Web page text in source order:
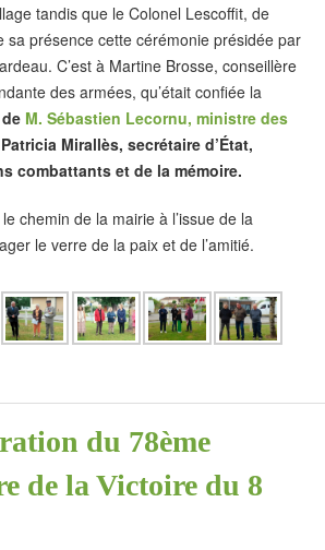
tandis que le Colonel Lescoffit, de
sa présence cette cérémonie présidée par
C’est à Martine Brosse, conseillère
des armées, qu’était confiée la
M. Sébastien Lecornu, ministre des
Mirallès, secrétaire d’État,
combattants et de la mémoire.
chemin de la mairie à l’issue de la
le verre de la paix et de l’amitié.
du 78ème
de la Victoire du 8